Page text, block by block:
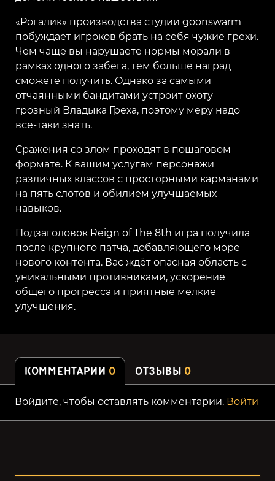
«Рогалик» производства студии goonswarm
побуждает игроков брать на себя чужие грехи.
Чем чаще вы нарушаете нормы морали в
рамках одного забега, тем больше наград
сможете получить. Однако за самыми
отчаянными бандитами устроит охоту
грозный Владыка Греха, поэтому меру надо
всё-таки знать.
Сражения со злом проходят в пошаговом
формате. К вашим услугам персонажи
различных классов с просторными карманами
на пять слотов и обилием улучшаемых
навыков.
Подзаголовок Reign of The 8th игра получила
после крупного патча, добавляющего море
нового контента. Вас ждёт опасная область с
уникальными противниками, ускорение
общего прогресса и приятные мелкие
улучшения.
КОММЕНТАРИИ 0 ОТЗЫВЫ 0
Войдите, чтобы оставлять комментарии. Войти